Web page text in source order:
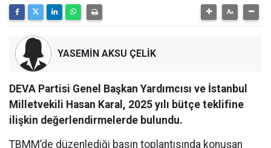
YASEMİN AKSU ÇELİK
DEVA Partisi Genel Başkan Yardımcısı ve İstanbul
Milletvekili Hasan Karal, 2025 yılı bütçe teklifine
ilişkin değerlendirmelerde bulundu.
TBMM’de düzenlediği basın toplantısında konuşan